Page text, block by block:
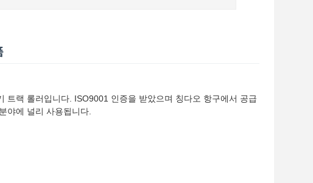
랙 롤러입니다. ISO9001 인증을 받았으며 칭다오 항구에서 공급
야에 널리 사용됩니다.